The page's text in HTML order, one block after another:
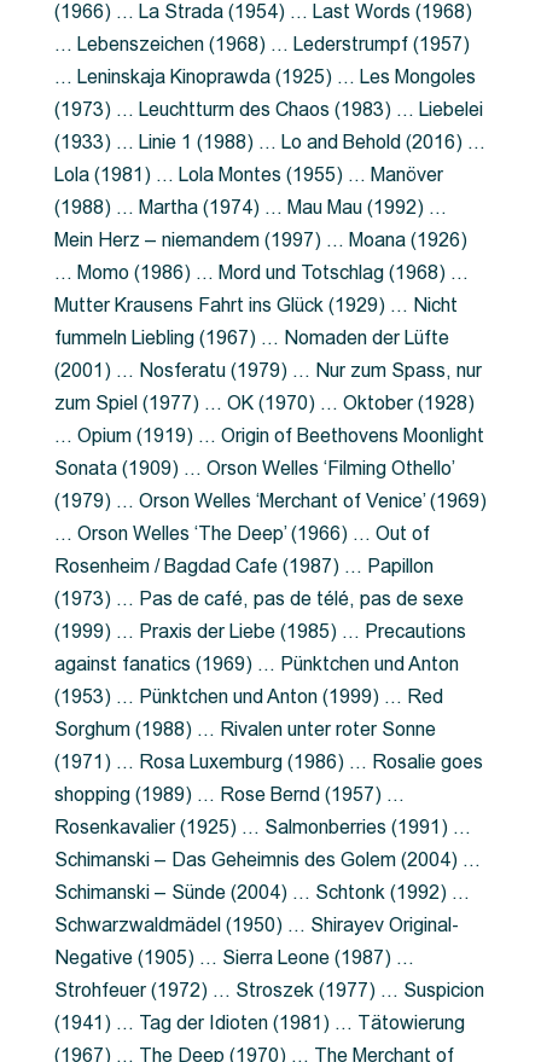
(1966) … La Strada (1954) … Last Words (1968)
… Lebenszeichen (1968) … Lederstrumpf (1957)
… Leninskaja Kinoprawda (1925) … Les Mongoles
(1973) … Leuchtturm des Chaos (1983) … Liebelei
(1933) … Linie 1 (1988) … Lo and Behold (2016) …
Lola (1981) … Lola Montes (1955) … Manöver
(1988) … Martha (1974) … Mau Mau (1992) …
Mein Herz – niemandem (1997) … Moana (1926)
… Momo (1986) … Mord und Totschlag (1968) …
Mutter Krausens Fahrt ins Glück (1929) … Nicht
fummeln Liebling (1967) … Nomaden der Lüfte
(2001) … Nosferatu (1979) … Nur zum Spass, nur
zum Spiel (1977) … OK (1970) … Oktober (1928)
… Opium (1919) … Origin of Beethovens Moonlight
Sonata (1909) … Orson Welles ‘Filming Othello’
(1979) … Orson Welles ‘Merchant of Venice’ (1969)
… Orson Welles ‘The Deep’ (1966) … Out of
Rosenheim / Bagdad Cafe (1987) … Papillon
(1973) … Pas de café, pas de télé, pas de sexe
(1999) … Praxis der Liebe (1985) … Precautions
against fanatics (1969) … Pünktchen und Anton
(1953) … Pünktchen und Anton (1999) … Red
Sorghum (1988) … Rivalen unter roter Sonne
(1971) … Rosa Luxemburg (1986) … Rosalie goes
shopping (1989) … Rose Bernd (1957) …
Rosenkavalier (1925) … Salmonberries (1991) …
Schimanski – Das Geheimnis des Golem (2004) …
Schimanski – Sünde (2004) … Schtonk (1992) …
Schwarzwaldmädel (1950) … Shirayev Original-
Negative (1905) … Sierra Leone (1987) …
Strohfeuer (1972) … Stroszek (1977) … Suspicion
(1941) … Tag der Idioten (1981) … Tätowierung
(1967) … The Deep (1970) … The Merchant of